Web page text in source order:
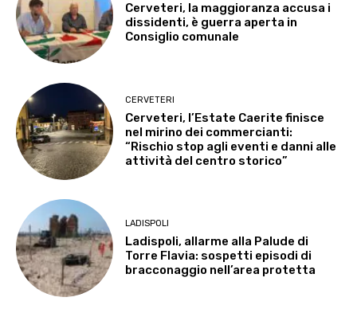
Cerveteri, la maggioranza accusa i
dissidenti, è guerra aperta in
Consiglio comunale
CERVETERI
Cerveteri, l’Estate Caerite finisce
nel mirino dei commercianti:
“Rischio stop agli eventi e danni alle
attività del centro storico”
LADISPOLI
Ladispoli, allarme alla Palude di
Torre Flavia: sospetti episodi di
bracconaggio nell’area protetta